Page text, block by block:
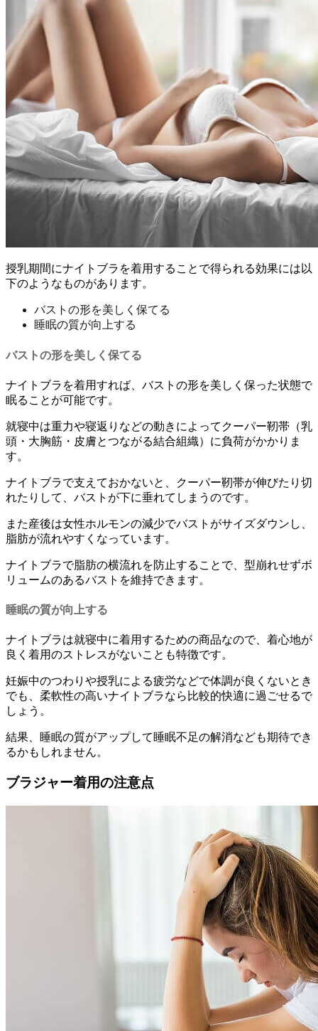
授乳期間にナイトブラを着用することで得られる効果には以
下のようなものがあります。
バストの形を美しく保てる
睡眠の質が向上する
バストの形を美しく保てる
ナイトブラを着用すれば、バストの形を美しく保った状態で
眠ることが可能です。
就寝中は重力や寝返りなどの動きによってクーパー靭帯（乳
頭・大胸筋・皮膚とつながる結合組織）に負荷がかかりま
す。
ナイトブラで支えておかないと、クーパー靭帯が伸びたり切
れたりして、バストが下に垂れてしまうのです。
また産後は女性ホルモンの減少でバストがサイズダウンし、
脂肪が流れやすくなっています。
ナイトブラで脂肪の横流れを防止することで、型崩れせずボ
リュームのあるバストを維持できます。
睡眠の質が向上する
ナイトブラは就寝中に着用するための商品なので、 着心地が
良く着用のストレスがないことも特徴です。
妊娠中のつわりや授乳による疲労などで体調が良くないとき
でも、柔軟性の高いナイトブラなら比較的快適に過ごせるで
しょう。
結果、 睡眠の質がアップして睡眠不足の解消なども期待でき
るかも しれません。
ブラジャー着用の注意点